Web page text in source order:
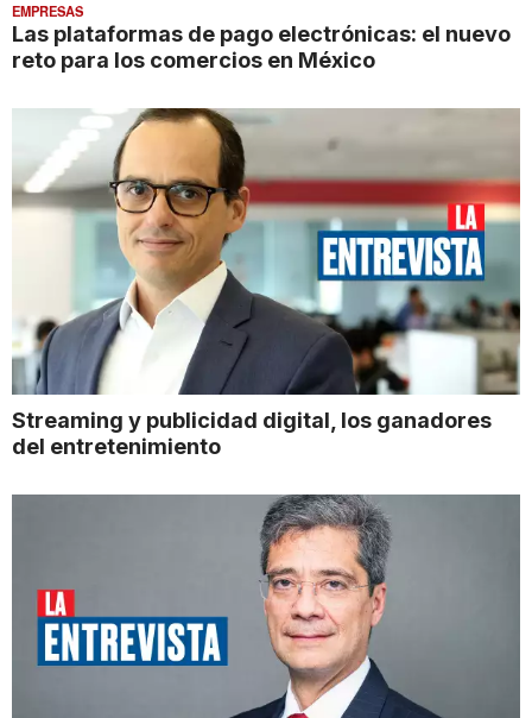
EMPRESAS
Las plataformas de pago electrónicas: el nuevo
reto para los comercios en México
Streaming y publicidad digital, los ganadores
del entretenimiento